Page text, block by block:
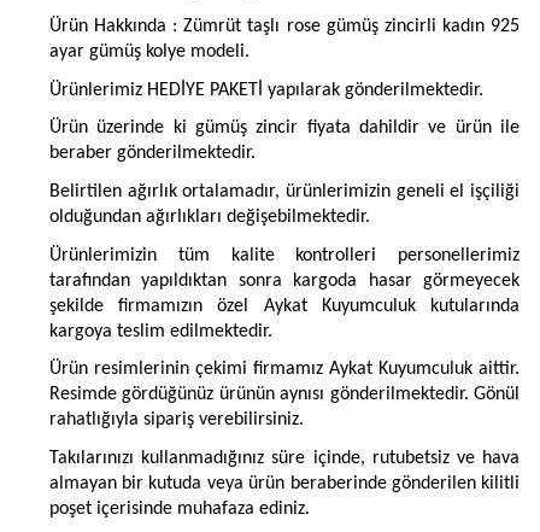
Ürün Hakkında : Zümrüt taşlı rose gümüş zincirli kadın 925
ayar gümüş kolye modeli.
Ürünlerimiz HEDİYE PAKETİ yapılarak gönderilmektedir.
Ürün üzerinde ki gümüş zincir fiyata dahildir ve ürün ile
beraber gönderilmektedir.
Belirtilen ağırlık ortalamadır, ürünlerimizin geneli el işçiliği
olduğundan ağırlıkları değişebilmektedir.
Ürünlerimizin tüm kalite kontrolleri personellerimiz
tarafından yapıldıktan sonra kargoda hasar görmeyecek
şekilde firmamızın özel Aykat Kuyumculuk kutularında
kargoya teslim edilmektedir.
Ürün resimlerinin çekimi firmamız Aykat Kuyumculuk aittir.
Resimde gördüğünüz ürünün aynısı gönderilmektedir. Gönül
rahatlığıyla sipariş verebilirsiniz.
Takılarınızı kullanmadığınız süre içinde, rutubetsiz ve hava
almayan bir kutuda veya ürün beraberinde gönderilen kilitli
poşet içerisinde muhafaza ediniz.